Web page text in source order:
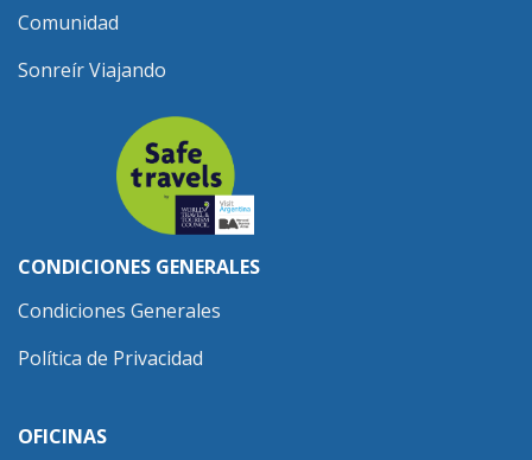
Comunidad
Sonreír Viajando
CONDICIONES GENERALES
Condiciones Generales
Política de Privacidad
OFICINAS